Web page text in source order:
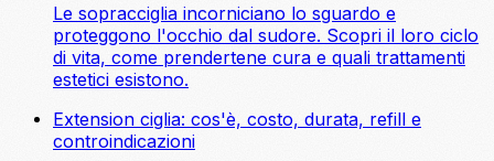
Le sopracciglia incorniciano lo sguardo e
proteggono l'occhio dal sudore. Scopri il loro ciclo
di vita, come prendertene cura e quali trattamenti
estetici esistono.
Extension ciglia: cos'è, costo, durata, refill e
controindicazioni